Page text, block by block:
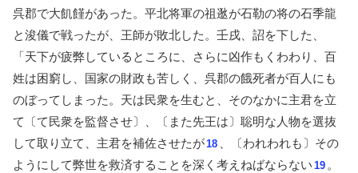
呉郡で大飢饉があった。平北将軍の祖逖が石勒の将の石季龍
と浚儀で戦ったが、王師が敗北した。壬戌、詔を下した、
「天下が疲弊しているところに、さらに凶作もくわわり、百
姓は困窮し、国家の財政も苦しく、呉郡の餓死者が百人にも
のぼってしまった。天は民衆を生むと、そのなかに主君を立
て〔て民衆を監督させ〕、〔また先王は〕聡明な人物を選抜
して取り立て、主君を補佐させたが18
、〔われわれも〕その
ようにして弊世を救済することを深く考えねばならない 19 。